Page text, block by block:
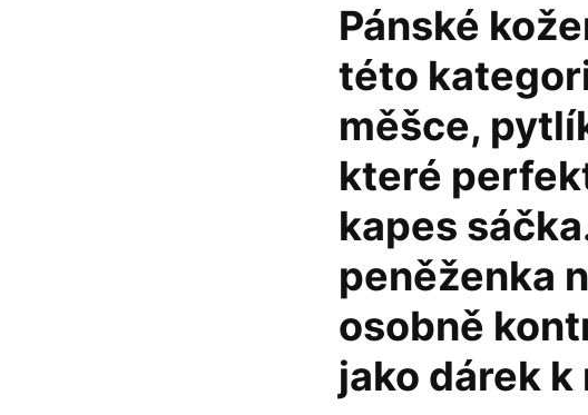
Pánské
této
měšce,
které
kapes
peněženka
osobně
jako dárek